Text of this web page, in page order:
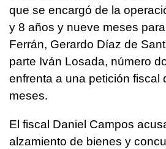
que se encargó de la
y 8 años y nueve meses
Ferrán, Gerardo Díaz de
parte Iván Losada, número
enfrenta a una petición fiscal
meses.
El fiscal Daniel Campos
alzamiento de bienes y